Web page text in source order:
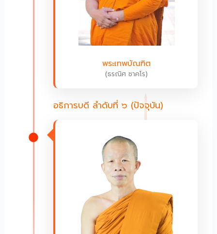
พระเทพบัณฑิต
(ธรณิศ ชาคโร)
อธิการบดี ลำดับที่ ๖ (ปัจจุบัน)